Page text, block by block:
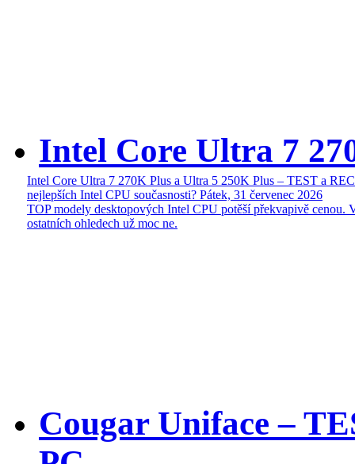
Intel Core Ultra 7
Intel Core Ultra 7 270K Plus a Ultra 5 250K Plus – TEST a
nejlepších Intel CPU současnosti? Pátek, 31 červenec 2026
TOP modely desktopových Intel CPU potěší překvapivě cenou.
ostatních ohledech už moc ne.
Cougar Uniface –